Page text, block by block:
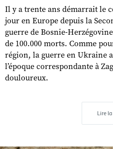
Il y a trente ans démarrait le
jour en Europe depuis la
guerre de Bosnie-
de 100.000 morts. Comme
région, la guerre en Ukraine
l’époque correspondante à
douloureux.
Lire